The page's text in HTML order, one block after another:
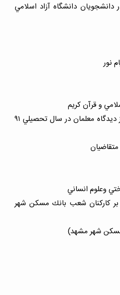
دانشگاه آزاد اسلامي
نور
و قرآن كريم
نقش فعاليتهاي مكمل در پيشرفت تحصيلي دانش آموزان دوره راهنمايي از ديدگاه معلمان در سال تحصيلي ۹۱
وعلوم انساني
كاركنان شعب بانك مسكن شهر
مسكن شهر مشهد)